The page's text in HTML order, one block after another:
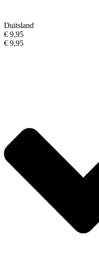
Duitsland
€ 9,95
€ 9,95